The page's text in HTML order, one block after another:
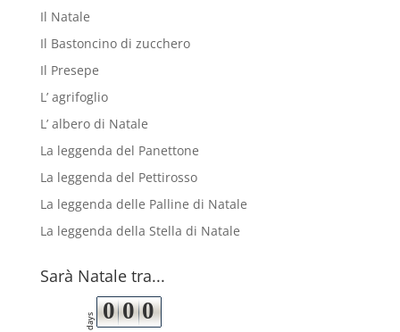
Il Natale
Il Bastoncino di zucchero
Il Presepe
L’ agrifoglio
L’ albero di Natale
La leggenda del Panettone
La leggenda del Pettirosso
La leggenda delle Palline di Natale
La leggenda della Stella di Natale
Sarà Natale tra...
days 0 0 0